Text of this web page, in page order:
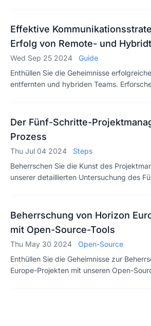
Effektive
Erfolg von Remote- und
Wed Sep 25 2024
Guide
Enthüllen Sie die Geheimnisse
entfernten und hybriden Teams.
Der Fünf-Schritte-
Prozess
Thu Jul 04 2024
Steps
Beherrschen Sie die Kunst des
unserer detaillierten Untersuchung des
Beherrschung von Horizon
mit Open-Source-Tools
Thu May 30 2024
Open-Source
Enthüllen Sie die Geheimnisse zur
Europe-Projekten mit unseren Open-